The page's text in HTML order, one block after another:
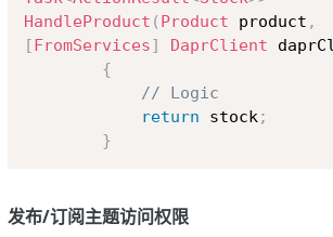
HandleProduct ( Product product ,
[FromServices] DaprClient
{
// Logic
return stock;
}
发布/订阅主题访问权限